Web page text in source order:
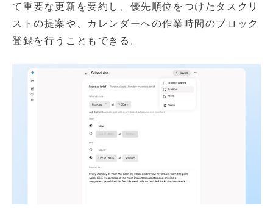
て重要な更新を要約し、優先順位をつけたタスクリ
ストの提案や、カレンダーへの作業時間のブロック
登録を行うこともできる。